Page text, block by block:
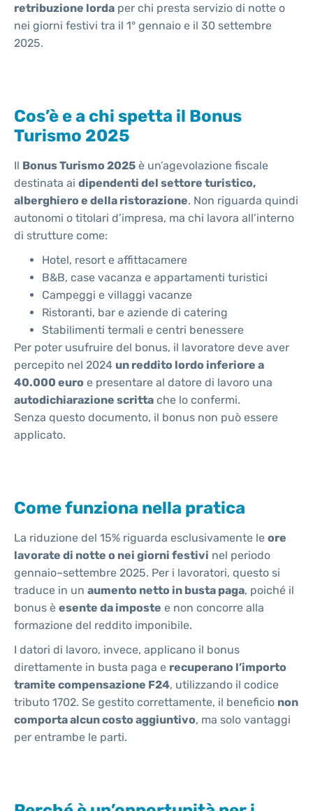
retribuzione lorda per chi presta servizio di notte o
nei giorni festivi tra il 1° gennaio e il 30 settembre
2025.
Cos’è e a chi spetta il Bonus
Turismo 2025
Il Bonus Turismo 2025 è un’agevolazione fiscale
destinata ai dipendenti del settore turistico,
alberghiero e della ristorazione. Non riguarda quindi
autonomi o titolari d’impresa, ma chi lavora all’interno
di strutture come:
Hotel, resort e affittacamere
B&B, case vacanza e appartamenti turistici
Campeggi e villaggi vacanze
Ristoranti, bar e aziende di catering
Stabilimenti termali e centri benessere
Per poter usufruire del bonus, il lavoratore deve aver
percepito nel 2024 un reddito lordo inferiore a
40.000 euro e presentare al datore di lavoro una
autodichiarazione scritta che lo confermi.
Senza questo documento, il bonus non può essere
applicato.
Come funziona nella pratica
La riduzione del 15% riguarda esclusivamente le ore
lavorate di notte o nei giorni festivi nel periodo
gennaio–settembre 2025. Per i lavoratori, questo si
traduce in un aumento netto in busta paga, poiché il
bonus è esente da imposte e non concorre alla
formazione del reddito imponibile.
I datori di lavoro, invece, applicano il bonus
direttamente in busta paga e recuperano l’importo
tramite compensazione F24, utilizzando il codice
tributo 1702. Se gestito correttamente, il beneficio non
comporta alcun costo aggiuntivo, ma solo vantaggi
per entrambe le parti.